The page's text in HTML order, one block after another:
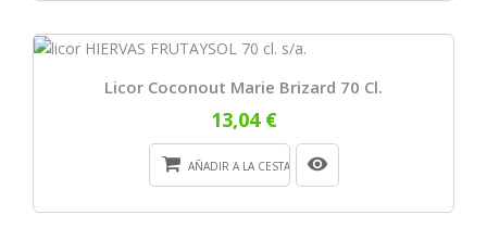
Licor Coconout Marie Brizard 70 Cl.
13,04 €
AÑADIR A LA CESTA